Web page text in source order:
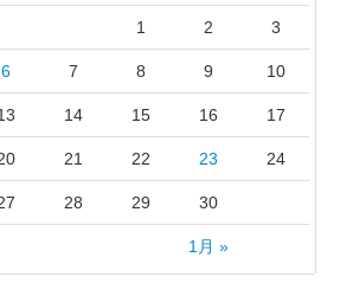
1月 »
1 2 3
6 7 8 9 10
14 15 16 17
21 22 23 24
28 29 30